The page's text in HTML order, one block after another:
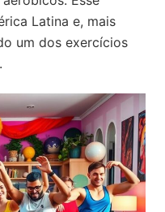
Latina e, mais
um dos exercícios